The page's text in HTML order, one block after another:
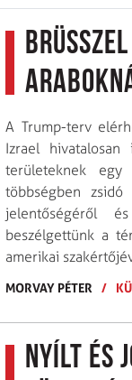
A Trump-terv
Izrael
területeknek egy
többségben
jelentőségéről
beszélgettünk a
amerikai
MORVAY PÉTER /
Nyílt és